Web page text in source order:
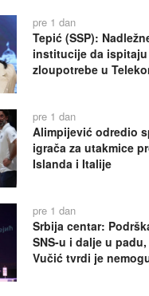
pre 1 dan
Tepić (SSP):
institucije da ispitaju
zloupotrebe u
pre 1 dan
Alimpijević odredio
igrača za utakmice
Islanda i Italije
pre 1 dan
Srbija centar:
SNS-u i dalje u
Vučić tvrdi je